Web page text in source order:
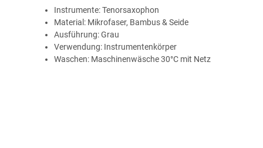
Instrumente: Tenorsaxophon
Material: Mikrofaser, Bambus & Seide
Ausführung: Grau
Verwendung: Instrumentenkörper
Waschen: Maschinenwäsche 30°C mit Netz